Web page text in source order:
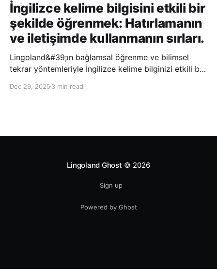
İngilizce kelime bilgisini etkili bir
şekilde öğrenmek: Hatırlamanın
ve iletişimde kullanmanın sırları.
Lingoland&#39;ın bağlamsal öğrenme ve bilimsel
tekrar yöntemleriyle İngilizce kelime bilginizi etkili bir
hatırlayabilir ve daha doğal bir şekilde iletişim
Dec 29, 2025 3 min read
Lingoland Ghost © 2026
Sign up
Powered by Ghost